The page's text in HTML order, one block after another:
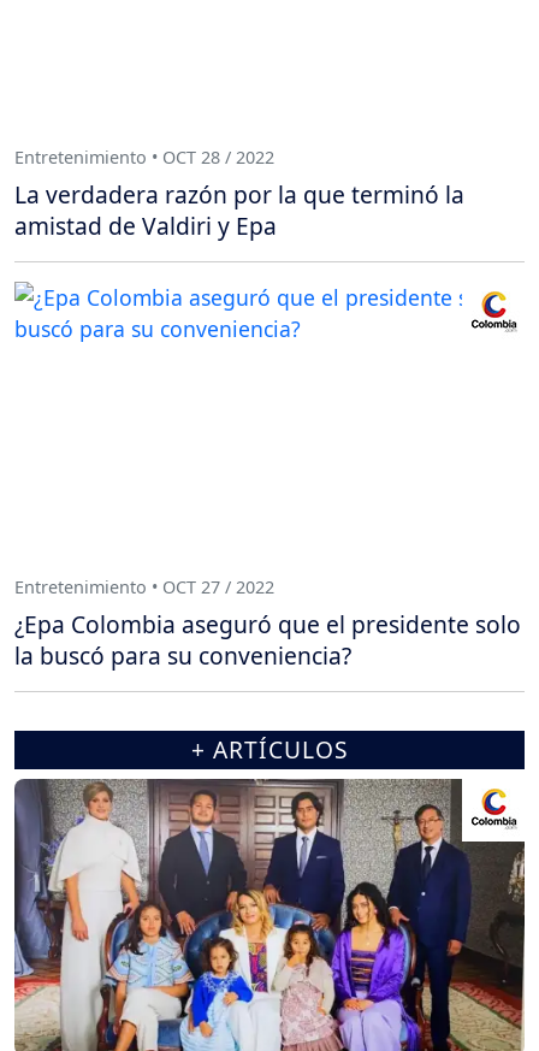
Entretenimiento • OCT 28 / 2022
La verdadera razón por la que terminó la
amistad de Valdiri y Epa
Entretenimiento • OCT 27 / 2022
¿Epa Colombia aseguró que el presidente solo
la buscó para su conveniencia?
+ ARTÍCULOS